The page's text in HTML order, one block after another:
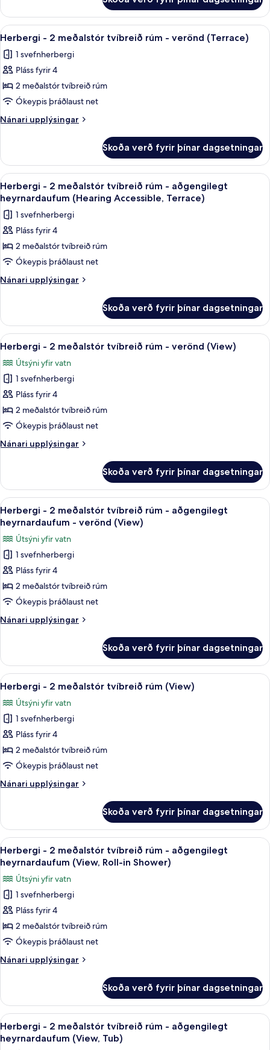
(Sofa
Sleeper,
View)
-
mörg
rúm
aðgengilegt
heyrnardaufum
Sleeper,
View)
Skoða
allar
myndir
fyrir
Herbergi
-
2
meðalstór
rúm
verönd
(Terrace)
Rúmföt af bestu gerð, öryggishólf í
5
Herbergi - 2 meðalstór tvíbreið rúm - verönd (Terrace)
1 svefnherbergi
Pláss fyrir 4
2 meðalstór tvíbreið rúm
Ókeypis þráðlaust net
Nánari upplýsingar
Nánari
-
meðalstór
tvíbreið
rúm
verönd
Skoða verð fyrir þínar dagsetningar
Skoða
allar
myndir
fyrir
Herbergi
-
2
meðalstór
-
aðgengilegt
heyrnardaufum
(Hearing
Accessible,
Terrace)
Rúmföt af bestu gerð, öryggishólf í
5
Herbergi - 2 meðalstór tvíbreið rúm - aðgengilegt
heyrnardaufum (Hearing Accessible, Terrace)
1 svefnherbergi
Pláss fyrir 4
2 meðalstór tvíbreið rúm
Ókeypis þráðlaust net
Nánari upplýsingar
Nánari
-
meðalstór
rúm
aðgengilegt
heyrnardaufum
(Hearing
Accessible,
Terrace)
Skoða verð fyrir þínar dagsetningar
Skoða
allar
myndir
fyrir
Herbergi
-
2
tvíbreið
verönd
(View)
Rúmföt af bestu gerð, öryggishólf í
5
Herbergi - 2 meðalstór tvíbreið rúm - verönd (View)
Útsýni yfir vatn
1 svefnherbergi
Pláss fyrir 4
2 meðalstór tvíbreið rúm
Ókeypis þráðlaust net
Nánari upplýsingar
Nánari
-
meðalstór
tvíbreið
rúm
-
verönd
(View)
Skoða verð fyrir þínar dagsetningar
Skoða
allar
myndir
fyrir
Herbergi
-
2
meðalstór
tvíbreið
rúm
aðgengilegt
heyrnardaufum
-
verönd
(View)
Rúmföt af bestu gerð, öryggishólf í
5
Herbergi - 2 meðalstór tvíbreið rúm - aðgengilegt
heyrnardaufum - verönd (View)
Útsýni yfir vatn
1 svefnherbergi
Pláss fyrir 4
2 meðalstór tvíbreið rúm
Ókeypis þráðlaust net
Nánari upplýsingar
Nánari
-
meðalstór
rúm
aðgengilegt
heyrnardaufum
-
verönd
(View)
Skoða verð fyrir þínar dagsetningar
Skoða
allar
myndir
fyrir
Herbergi
-
2
tvíbreið
Rúmföt af bestu gerð, öryggishólf í
5
Herbergi - 2 meðalstór tvíbreið rúm (View)
Útsýni yfir vatn
1 svefnherbergi
Pláss fyrir 4
2 meðalstór tvíbreið rúm
Ókeypis þráðlaust net
Nánari upplýsingar
Nánari
-
meðalstór
tvíbreið
rúm
(View)
Skoða verð fyrir þínar dagsetningar
Skoða
allar
myndir
fyrir
Herbergi
-
2
meðalstór
tvíbreið
rúm
aðgengilegt
heyrnardaufum
(View,
Roll-
Rúmföt af bestu gerð, öryggishólf í
5
Herbergi - 2 meðalstór tvíbreið rúm - aðgengilegt
heyrnardaufum (View, Roll-in Shower)
Útsýni yfir vatn
1 svefnherbergi
Pláss fyrir 4
2 meðalstór tvíbreið rúm
Ókeypis þráðlaust net
Nánari upplýsingar
Nánari
-
meðalstór
tvíbreið
rúm
Skoða verð fyrir þínar dagsetningar
Skoða
allar
Rúmföt af bestu gerð, öryggishólf í
5
Herbergi - 2 meðalstór tvíbreið rúm - aðgengilegt
heyrnardaufum (View, Tub)